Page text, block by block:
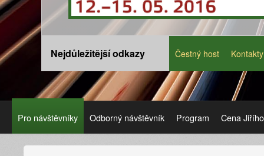
Nejdůležitější odkazy Čestný host Kontakty
Pro návštěvníky Odborný návštěvník Program Cena